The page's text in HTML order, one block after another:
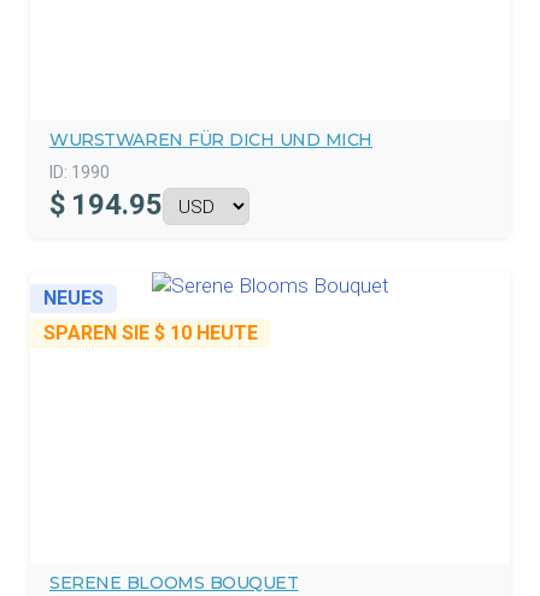
WURSTWAREN FÜR DICH UND MICH
ID: 1990
$ 194.95
NEUES
SPAREN SIE $ 10 HEUTE
SERENE BLOOMS BOUQUET